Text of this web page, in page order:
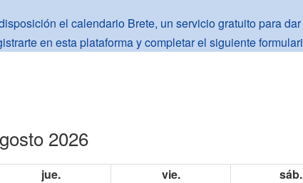
el calendario Brete, un servicio gratuito para
en esta plataforma y completar el siguiente
2026
jue. vie. sáb.